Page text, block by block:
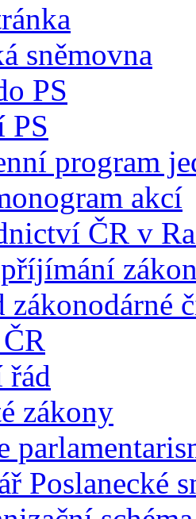
sněmovna
PS
PS
program
akcí
ČR v
zákonodárné
řád
zákony
Poslanecké